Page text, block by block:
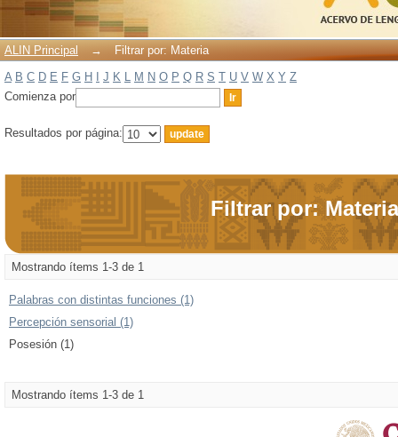
ALIN Principal →
Filtrar por: Materia
A B C D E F G H J K L M N O P Q R S T U V W X Y Z
Comienza por
Resultados por página:
Filtrar por: Materia
Mostrando ítems 1-3 de 1
Palabras con distintas funciones (1)
Percepción sensorial (1)
Posesión (1)
Mostrando ítems 1-3 de 1